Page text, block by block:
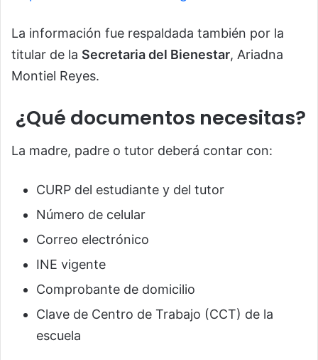
La información fue respaldada también por la
titular de la Secretaria del Bienestar, Ariadna
Montiel Reyes.
¿Qué documentos necesitas?
La madre, padre o tutor deberá contar con:
CURP del estudiante y del tutor
Número de celular
Correo electrónico
INE vigente
Comprobante de domicilio
Clave de Centro de Trabajo (CCT) de la
escuela